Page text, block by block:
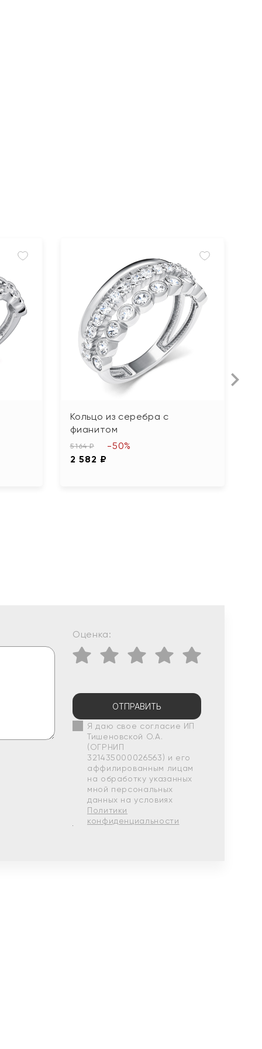
Кольцо из серебра с
фианитом
5 164 ₽
2 582 ₽
-50%
Оценка:
ОТПРАВИТЬ
Я даю свое согласие ИП
Тишеновской О.А.
(ОГРНИП
321435000026563) и его
аффилированным лицам
на обработку указанных
мной персональных
данных на условиях
Политики
конфиденциальности